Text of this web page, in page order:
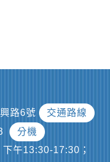
路6號
交通路線
分機
午13:30-17:30；